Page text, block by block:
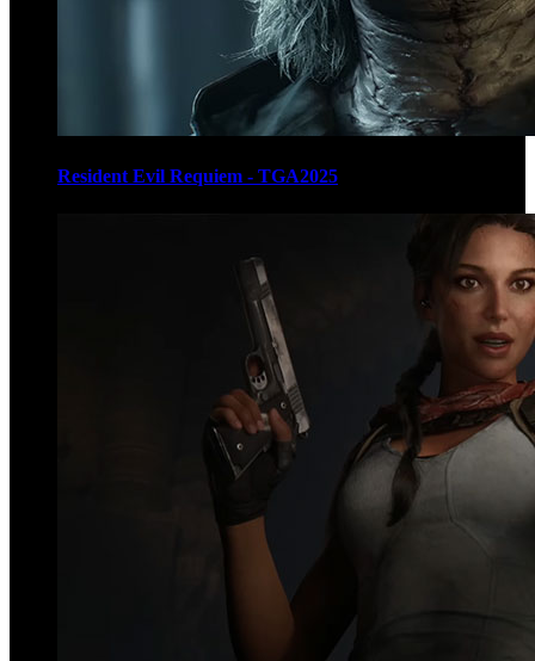
Resident Evil Requiem - TGA2025